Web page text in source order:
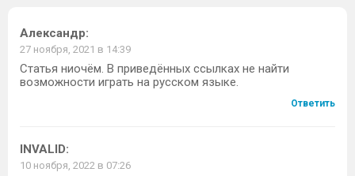
Александр:
27 ноября, 2021 в 14:39
Статья ниочём. В приведённых ссылках не найти
возможности играть на русском языке.
Ответить
INVALID:
10 ноября, 2022 в 07:26